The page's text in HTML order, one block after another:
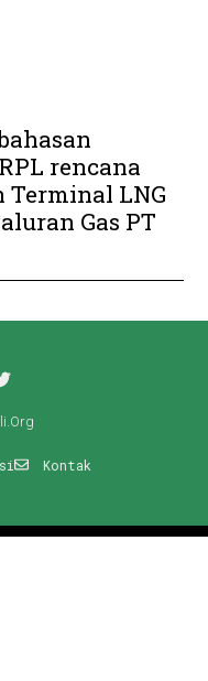
rencana
Terminal LNG
Gas PT
Kontak